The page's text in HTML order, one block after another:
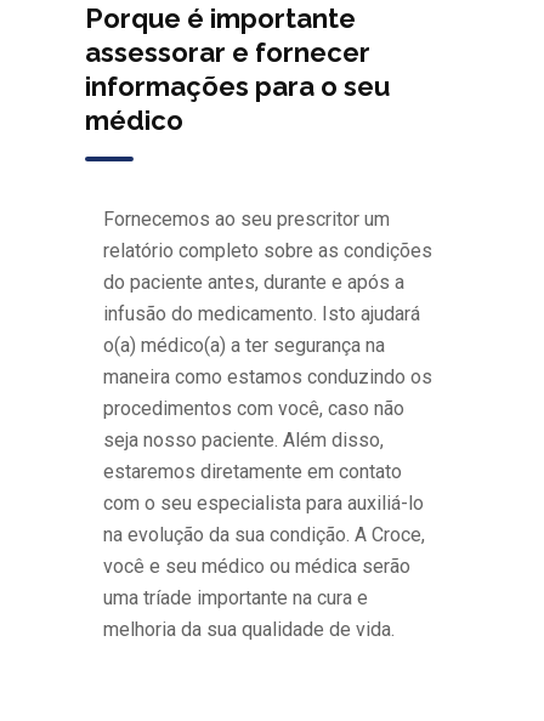
Porque é importante
assessorar e fornecer
informações para o seu
médico
Fornecemos ao seu prescritor um
relatório completo sobre as condições
do paciente antes, durante e após a
infusão do medicamento. Isto ajudará
o(a) médico(a) a ter segurança na
maneira como estamos conduzindo os
procedimentos com você, caso não
seja nosso paciente. Além disso,
estaremos diretamente em contato
com o seu especialista para auxiliá-lo
na evolução da sua condição. A Croce,
você e seu médico ou médica serão
uma tríade importante na cura e
melhoria da sua qualidade de vida.